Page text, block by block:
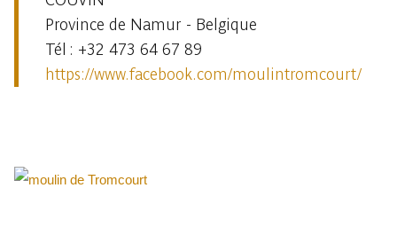
Province de Namur - Belgique
Tél : +32 473 64 67 89
https://www.facebook.com/moulintromcourt/